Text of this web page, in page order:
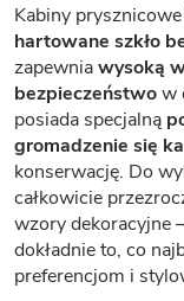
Kabiny
hartowane szkło
zapewniawysoką
bezpieczeństwow
posiada specjalną
gromadzenie się
konserwację. Do
całkowicie
wzory dekoracyjne
dokładnie to, co
preferencjom i